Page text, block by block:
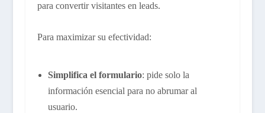
para convertir visitantes en leads.
Para maximizar su efectividad:
Simplifica el formulario: pide solo la
información esencial para no abrumar al
usuario.